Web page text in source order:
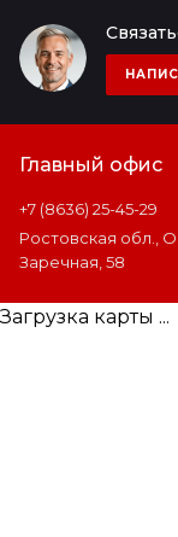
Главный офис
+7 (8636) 25-45-29
Ростовская обл.,
Заречная, 58
Загрузка карты ...